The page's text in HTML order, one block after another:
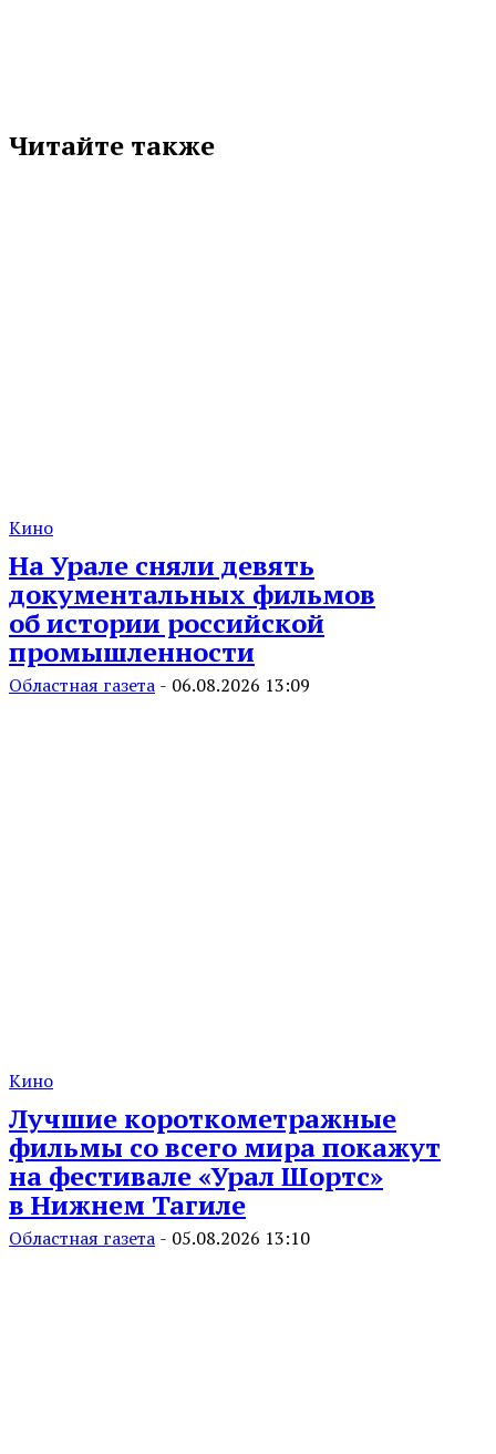
Читайте также
Кино
На Урале сняли девять
документальных фильмов
об истории российской
промышленности
Областная газета - 06.08.2026 13:09
Кино
Лучшие короткометражные
фильмы со всего мира покажут
на фестивале «Урал Шортс»
в Нижнем Тагиле
Областная газета - 05.08.2026 13:10